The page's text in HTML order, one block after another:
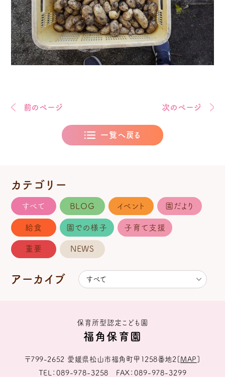
前のページ 次のページ
一覧へ戻る
カテゴリー
すべて BLOG イベント 園だより
給食 園での様子 子育て支援
重要 NEWS
アーカイブ
保育所型認定こども園
福角保育園
〒799-2652 愛媛県松山市福角町甲1258番地2 [ MAP ]
TEL
089-978-3258 FAX 089-978-3299